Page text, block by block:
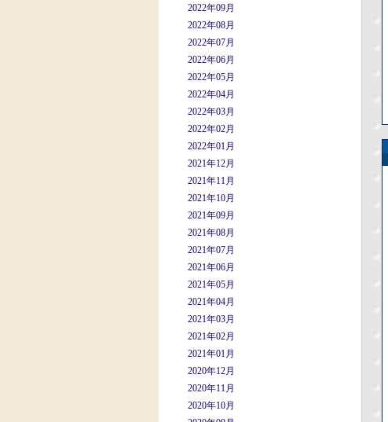
2022年09月
2022年08月
2022年07月
2022年06月
2022年05月
2022年04月
2022年03月
2022年02月
2022年01月
2021年12月
2021年11月
2021年10月
2021年09月
2021年08月
2021年07月
2021年06月
2021年05月
2021年04月
2021年03月
2021年02月
2021年01月
2020年12月
2020年11月
2020年10月